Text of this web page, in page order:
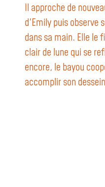
Il approche de
d'Emily puis observe
dans sa main. Elle le
clair de lune qui se
encore, le bayou
accomplir son